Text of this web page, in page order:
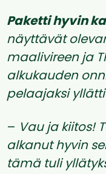
Paketti hyvin
näyttävät
maalivireen ja
alkukauden
pelaajaksi yllätti
– Vau ja kiitos!
alkanut hyvin
tämä tuli